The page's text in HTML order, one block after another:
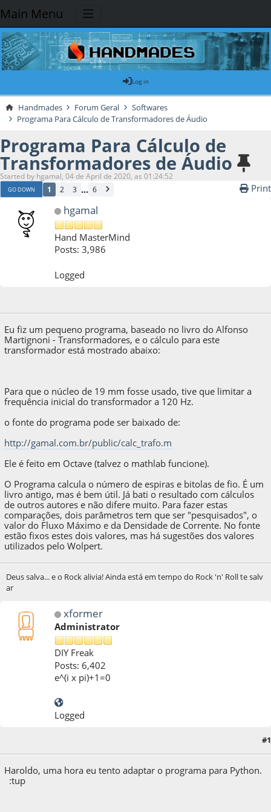
Main Menu
Log in
Handmades Forum Geral
Softwares
Programa Para Cálculo de Transformadores de Áudio
Programa Para Cálculo de
Transformadores de Áudio
Started by hgamal, 04 de April de 2020, as 01:24:52
GO DOWN 1 2 3 ... 6 Print
hgamal
Hand MasterMind
Posts: 3,986
Logged
Eu fiz um pequeno programa, baseado no livro do Alfonso
Martignoni - Transformadores, e o cálculo para este
transformador está mostrado abaixo:
Para que o núcleo de 19 mm fosse usado, tive que limitar a
frequência inicial do transformador a 120 Hz.
o fonte do programa pode ser baixado de:
http://gamal.com.br/public/calc_trafo.m
Ele é feito em Octave (talvez o mathlab funcione).
O Programa calcula o número de espiras e bitolas de fio. É um
livro antigo, mas é bem útil. Já bati o resultado com cálculos
de outros autores e não difere muito. Para fazer estas
comparações, dois parâmetros tem que ser "pesquisados", o
valor do Fluxo Máximo e da Densidade de Corrente. No fonte
estão fixos estes dois valores, mas há sugestões dos valores
utilizados pelo Wolpert.
Deus salva... e o Rock alivia! Ainda está em tempo do Rock 'n' Roll te salv
ar
xformer
Administrator
DIY Freak
Posts: 6,402
e^(i x pi)+1=0
Logged
#1
Haroldo, uma hora eu tento adaptar o programa para Python.
:tup